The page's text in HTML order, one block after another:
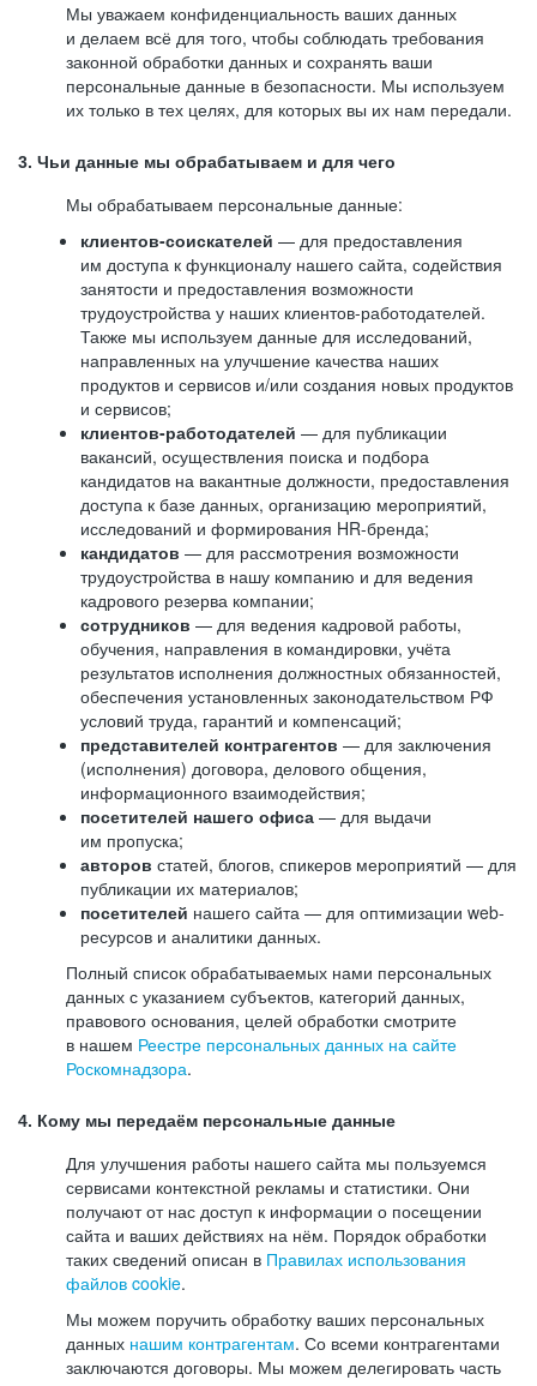
Мы уважаем конфиденциальность ваших данных
и делаем всё для того, чтобы соблюдать требования
законной обработки данных и сохранять ваши
персональные данные в безопасности. Мы используем
их только в тех целях, для которых вы их нам передали.
3. Чьи данные мы обрабатываем и для чего
Мы обрабатываем персональные данные:
клиентов-соискателей — для предоставления
им доступа к функционалу нашего сайта, содействия
занятости и предоставления возможности
трудоустройства у наших клиентов-работодателей.
Также мы используем данные для исследований,
направленных на улучшение качества наших
продуктов и сервисов и/или создания новых продуктов
и сервисов;
клиентов-работодателей — для публикации
вакансий, осуществления поиска и подбора
кандидатов на вакантные должности, предоставления
доступа к базе данных, организацию мероприятий,
исследований и формирования HR-бренда;
кандидатов — для рассмотрения возможности
трудоустройства в нашу компанию и для ведения
кадрового резерва компании;
сотрудников — для ведения кадровой работы,
обучения, направления в командировки, учёта
результатов исполнения должностных обязанностей,
обеспечения установленных законодательством РФ
условий труда, гарантий и компенсаций;
представителей контрагентов — для заключения
(исполнения) договора, делового общения,
информационного взаимодействия;
посетителей нашего офиса — для выдачи
им пропуска;
авторов статей, блогов, спикеров мероприятий — для
публикации их материалов;
посетителей нашего сайта — для оптимизации web-
ресурсов и аналитики данных.
Полный список обрабатываемых нами персональных
данных с указанием субъектов, категорий данных,
правового основания, целей обработки смотрите
в нашем Реестре персональных данных на сайте
Роскомнадзора.
4. Кому мы передаём персональные данные
Для улучшения работы нашего сайта мы пользуемся
сервисами контекстной рекламы и статистики. Они
получают от нас доступ к информации о посещении
сайта и ваших действиях на нём. Порядок обработки
таких сведений описан в Правилах использования
файлов cookie.
Мы можем поручить обработку ваших персональных
данных нашим контрагентам. Со всеми контрагентами
заключаются договоры. Мы можем делегировать часть